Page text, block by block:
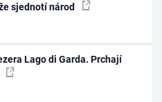
sjednotí národ
Lago di Garda. Prchají